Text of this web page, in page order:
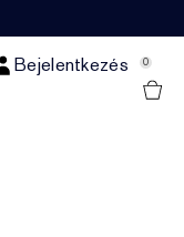
Bejelentkezés 0